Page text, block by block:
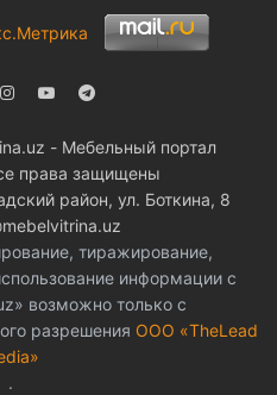
- Мебельный портал
права защищены
район, ул. Боткина, 8
тиражирование,
информации с
возможно только с
разрешения ООО «TheLead
.